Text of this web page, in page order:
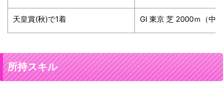
天皇賞(秋)で1着 GⅠ 東京 芝 2000ｍ（中
所持スキル